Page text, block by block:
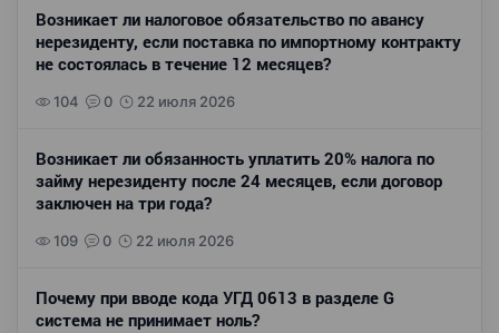
Возникает ли налоговое обязательство по авансу
нерезиденту, если поставка по импортному контракту
не состоялась в течение 12 месяцев?
104 0 22 июля 2026
Возникает ли обязанность уплатить 20% налога по
займу нерезиденту после 24 месяцев, если договор
заключен на три года?
109 0 22 июля 2026
Почему при вводе кода УГД 0613 в разделе G
система не принимает ноль?